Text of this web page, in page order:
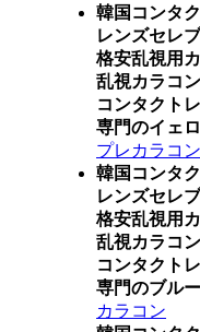
韓国コンタ
レンズセレ
格安乱視用
乱視カラコ
コンタクト
専門のイェ
プレカラコン
韓国コンタ
レンズセレ
格安乱視用
乱視カラコ
コンタクト
専門のブル
カラコン